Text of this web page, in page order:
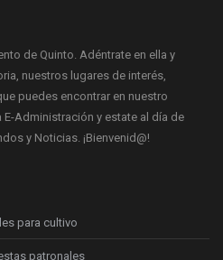
de Quinto. Adéntrate en ella y
nuestros lugares de interés,
puedes encontrar en nuestro
Administración y estate al día de
y Noticias. ¡Bienvenid@!
para cultivo
patronales